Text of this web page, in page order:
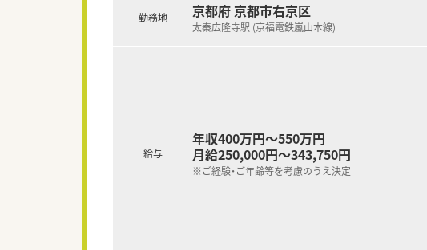
勤務地 京都府 京都市右京区
太秦広隆寺駅 (京福電鉄嵐山本線)
給与
年収400万円～550万円
月給250,000円～343,750円
※ご経験・ご年齢等を考慮のうえ決定